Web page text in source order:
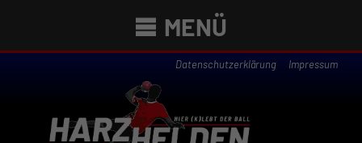
MENÜ
Datenschutzerklärung Impressum